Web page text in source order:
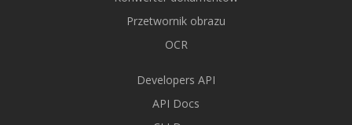
Przetwornik obrazu
OCR
Developers API
API Docs